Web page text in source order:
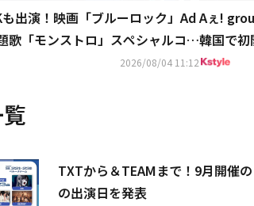
出演！映画「ブルーロック」Ad
歌「モンストロ」スペシャルコラ
2026/08/04 11:12
Aぇ!
韓国で
プ発表
TXTから＆TEAMまで！9月開催
の出演日を発表